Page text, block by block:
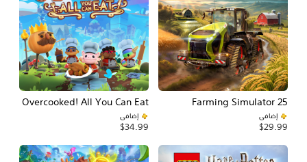
Farming Simulator 25
إضافي
$29.99
Overcooked! All You Can Eat
إضافي
$34.99